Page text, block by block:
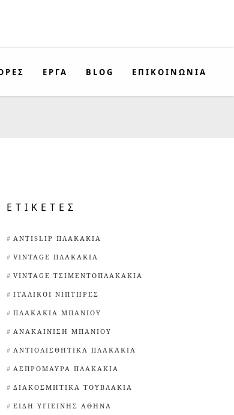
ΕΡΓΑ BLOG ΕΠΙΚΟΙΝΩΝΊΑ
ΕΤΙΚΈΤΕΣ
ANTISLIP ΠΛΑΚΆΚΙΑ
VINTAGE ΠΛΑΚΆΚΙΑ
VINTAGE ΤΣΙΜΕΝΤΟΠΛΑΚΆΚΙΑ
ΙΤΑΛΙΚΟΊ ΝΙΠΤΉΡΕΣ
ΠΛΑΚΆΚΙΑ ΜΠΆΝΙΟΥ
ΑΝΑΚΑΊΝΙΣΗ ΜΠΆΝΙΟΥ
ΑΝΤΙΟΛΙΣΘΗΤΙΚΆ ΠΛΑΚΆΚΙΑ
ΑΣΠΡΌΜΑΥΡΑ ΠΛΑΚΆΚΙΑ
ΔΙΑΚΟΣΜΗΤΙΚΆ ΤΟΥΒΛΆΚΙΑ
ΕΊΔΗ ΥΓΙΕΙΝΉΣ ΑΘΉΝΑ